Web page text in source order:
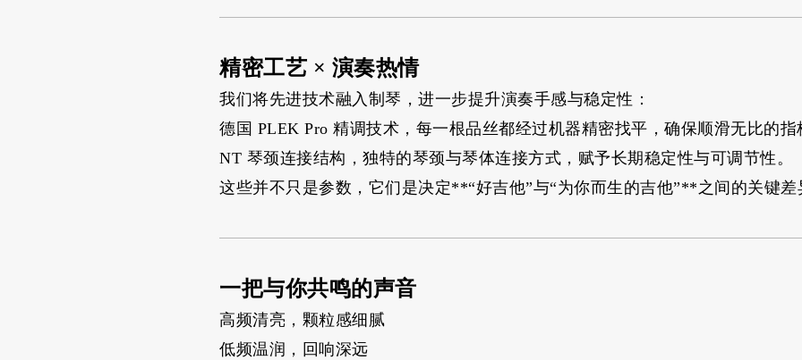
精密工艺 × 演奏热情
我们将先进技术融入制琴，进一步提升演奏手感与稳定性：
德国 PLEK Pro 精调技术，每一根品丝都经过机器精密找平，确保顺滑无比的指
NT 琴颈连接结构，独特的琴颈与琴体连接方式，赋予长期稳定性与可调节性。
这些并不只是参数，它们是决定**“好吉他”与“为你而生的吉他”**之间的关键差
一把与你共鸣的声音
高频清亮，颗粒感细腻
低频温润，回响深远